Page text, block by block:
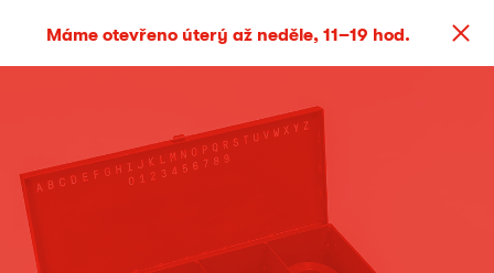
Máme otevřeno úterý až neděle, 11–19 hod.